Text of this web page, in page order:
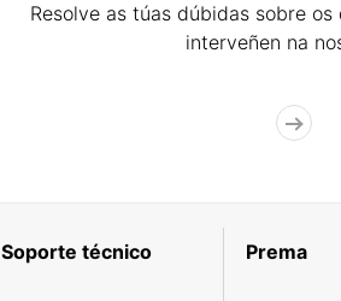
Resolve as túas dúbidas sobre
interveñen na
Soporte técnico Prema